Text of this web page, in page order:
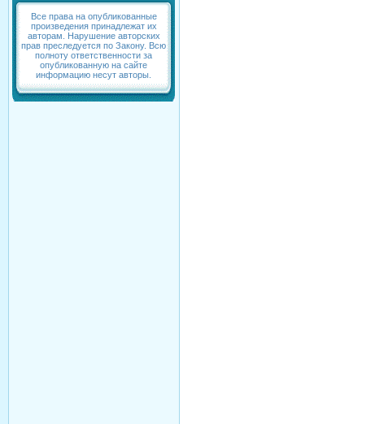
Все права на опубликованные
произведения принадлежат их
авторам. Нарушение авторских
прав преследуется по Закону. Всю
полноту ответственности за
опубликованную на сайте
информацию несут авторы.